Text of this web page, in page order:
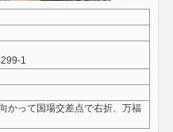
1
かって国場交差点で右折、万福